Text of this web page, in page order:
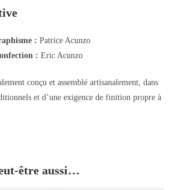
: Patrice Acunzo
: Eric Acunzo
conçu et assemblé artisanalement, dans
et d’une exigence de finition propre à
être aussi…